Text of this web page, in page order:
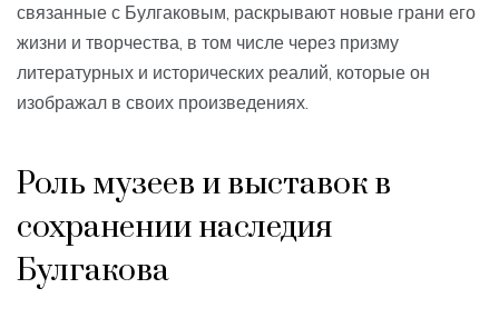
связанные с Булгаковым, раскрывают новые грани его
жизни и творчества, в том числе через призму
литературных и исторических реалий, которые он
изображал в своих произведениях.
Роль музеев и выставок в
сохранении наследия
Булгакова